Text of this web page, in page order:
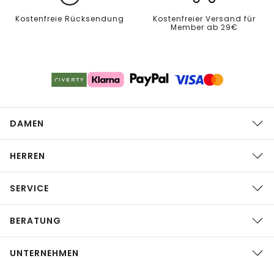
Kostenfreie Rücksendung
Kostenfreier Versand für
Member ab 29€
DAMEN
HERREN
SERVICE
BERATUNG
UNTERNEHMEN